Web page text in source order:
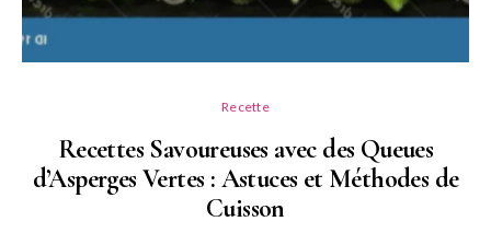
Recette
Recettes Savoureuses avec des Queues
d’Asperges Vertes : Astuces et Méthodes de
Cuisson